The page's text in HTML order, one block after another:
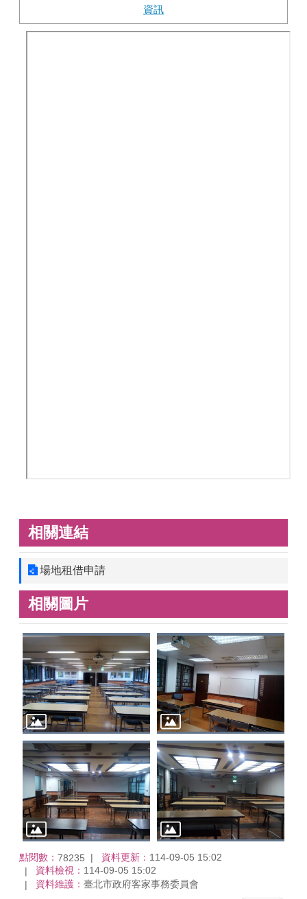
資訊
相關連結
場地租借申請
相關圖片
點閱數： 78235 資料更新： 114-09-05 15:02
資料檢視： 114-09-05 15:02
資料維護： 臺北市政府客家事務委員會